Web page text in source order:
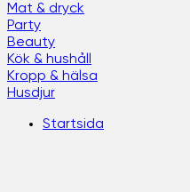
Mat & dryck
Party
Beauty
Kök & hushåll
Kropp & hälsa
Husdjur
Startsida